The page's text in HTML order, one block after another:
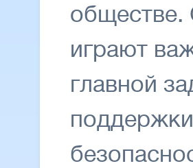
обществе.
играют
главной